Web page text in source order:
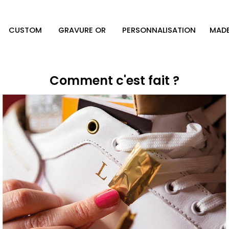
CUSTOM GRAVURE OR PERSONNALISATION
Comment c'est fait ?